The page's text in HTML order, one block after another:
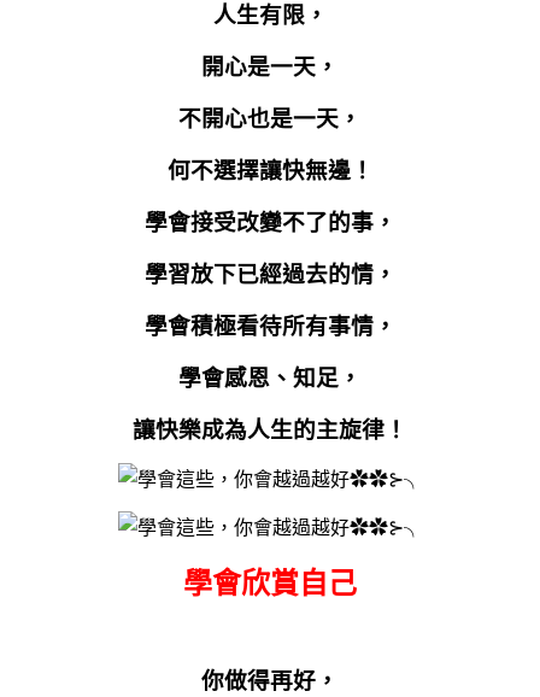
人生有限，
開心是一天，
不開心也是一天，
何不選擇讓快無邊！
學會接受改變不了的事，
學習放下已經過去的情，
學會積極看待所有事情，
學會感恩、知足，
讓快樂成為人生的主旋律！
學會欣賞自己
你做得再好，